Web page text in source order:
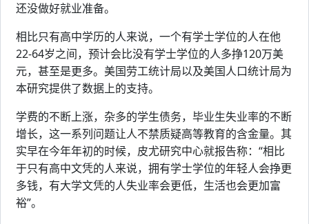
还没做好就业准备。
相比只有高中学历的人来说，一个有学士学位的人在他
22-64岁之间，预计会比没有学士学位的人多挣120万美
元，甚至是更多。美国劳工统计局以及美国人口统计局为
本研究提供了数据上的支持。
学费的不断上涨，杂多的学生债务，毕业生失业率的不断
增长，这一系列问题让人不禁质疑高等教育的含金量。其
实早在今年年初的时候，皮尤研究中心就报告称：“相比
于只有高中文凭的人来说，拥有学士学位的年轻人会挣更
多钱，有大学文凭的人失业率会更低，生活也会更加富
裕”。